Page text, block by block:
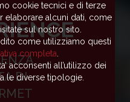
DI
cookie tecnici e di terze
elaborare alcuni dati, come
sul nostro sito.
come utilizziamo questi
completa
acconsenti all’utilizzo dei
le diverse tipologie.